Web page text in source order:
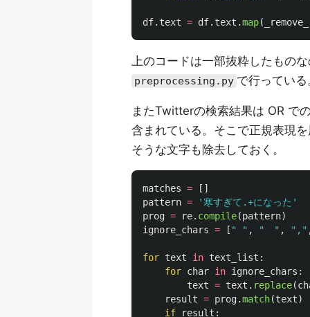
df. text = df. text .map(
上のコードは一部抜粋したもの
preprocessing.py で行っている
またTwitterの検索結果は OR で
含まれている。そこで正規表現
そうな文字も除去しておく。
matches =
[]
pattern = ' 寒すぎて.+になった '
prog = re. compile(pattern)
ignore_chars = [ " " , " " , " , "
for text in text_list :
for char in ignore_chars :
text = text . replace(
result = prog.match(text)
if
result :